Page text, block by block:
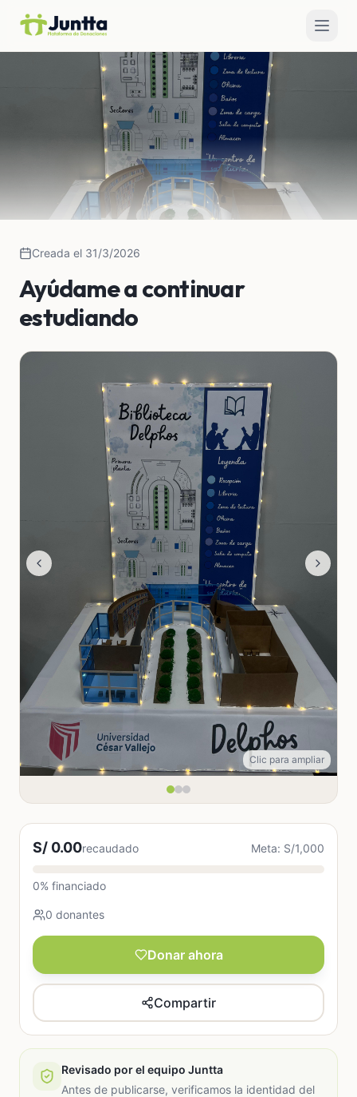
Creada el 31/3/2026
Ayúdame a continuar
estudiando
Clic para ampliar
S/ 0.00recaudado Meta: S/1,000
0% financiado
0 donantes
Donar ahora
Compartir
Revisado por el equipo Juntta
Antes de publicarse, verificamos la identidad del